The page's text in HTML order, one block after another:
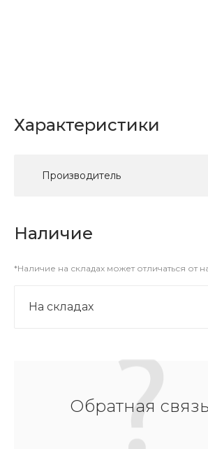
Характеристики
Производитель
Наличие
*Наличие на складах может отличаться
На складах
Обратная связь